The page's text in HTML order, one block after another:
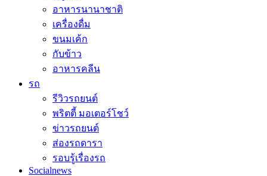
อาหารนานาชาติ
เครื่องดื่ม
ขนมเค้ก
กับข้าว
อาหารคลีน
รถ
รีวิวรถยนต์
พริตตี้ มอเตอร์โชว์
ข่าวรถยนต์
ส่องรถดารา
รอบรู้เรื่องรถ
Socialnews